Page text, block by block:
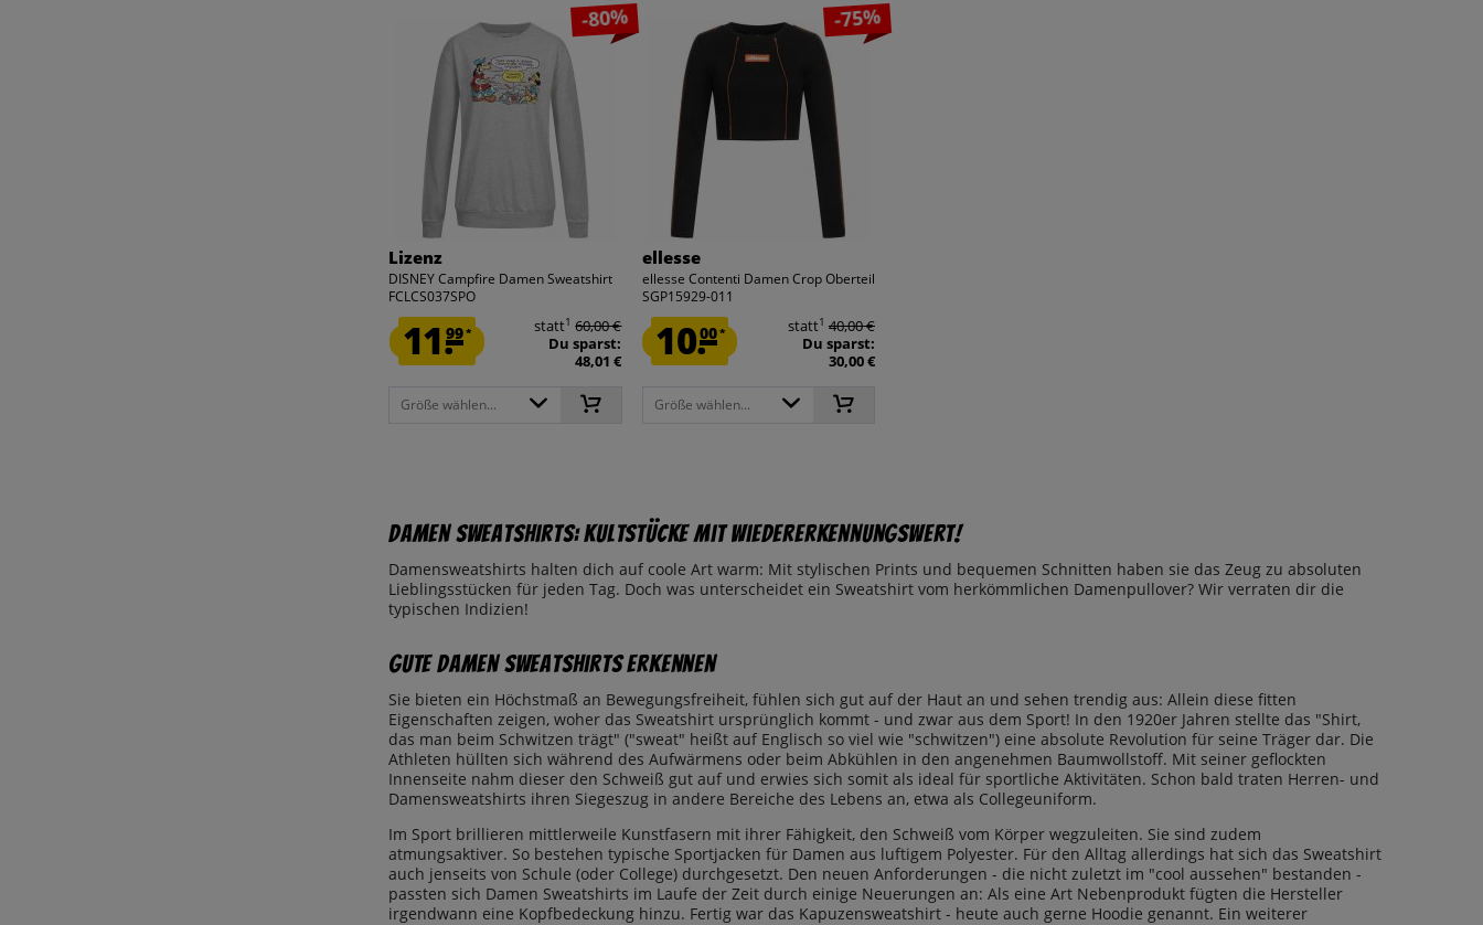
-80%
Lizenz
DISNEY Campfire Damen Sweatshirt
FCLCS037SPO
11.99* statt1 60,00 €
Du sparst:
48,01 €
Größe wählen...
-75%
ellesse
ellesse Contenti Damen Crop Oberteil
SGP15929-011
10.00* statt1 40,00 €
Du sparst:
30,00 €
Größe wählen...
Damen Sweatshirts: Kultstücke mit Wiedererkennungswert!
Damensweatshirts halten dich auf coole Art warm: Mit stylischen Prints und bequemen Schnitten haben sie das Zeug zu absoluten
Lieblingsstücken für jeden Tag. Doch was unterscheidet ein Sweatshirt vom herkömmlichen Damenpullover? Wir verraten dir die
typischen Indizien!
Gute Damen Sweatshirts erkennen
Sie bieten ein Höchstmaß an Bewegungsfreiheit, fühlen sich gut auf der Haut an und sehen trendig aus: Allein diese fitten
Eigenschaften zeigen, woher das Sweatshirt ursprünglich kommt - und zwar aus dem Sport! In den 1920er Jahren stellte das "Shirt,
das man beim Schwitzen trägt" ("sweat" heißt auf Englisch so viel wie "schwitzen") eine absolute Revolution für seine Träger dar. Die
Athleten hüllten sich während des Aufwärmens oder beim Abkühlen in den angenehmen Baumwollstoff. Mit seiner geflockten
Innenseite nahm dieser den Schweiß gut auf und erwies sich somit als ideal für sportliche Aktivitäten. Schon bald traten Herren- und
Damensweatshirts ihren Siegeszug in andere Bereiche des Lebens an, etwa als Collegeuniform.
Im Sport brillieren mittlerweile Kunstfasern mit ihrer Fähigkeit, den Schweiß vom Körper wegzuleiten. Sie sind zudem
atmungsaktiver. So bestehen typische Sportjacken für Damen aus luftigem Polyester. Für den Alltag allerdings hat sich das Sweatshirt
auch jenseits von Schule (oder College) durchgesetzt. Den neuen Anforderungen - die nicht zuletzt im "cool aussehen" bestanden -
passten sich Damen Sweatshirts im Laufe der Zeit durch einige Neuerungen an: Als eine Art Nebenprodukt fügten die Hersteller
irgendwann eine Kopfbedeckung hinzu. Fertig war das Kapuzensweatshirt - heute auch gerne Hoodie genannt. Ein weiterer